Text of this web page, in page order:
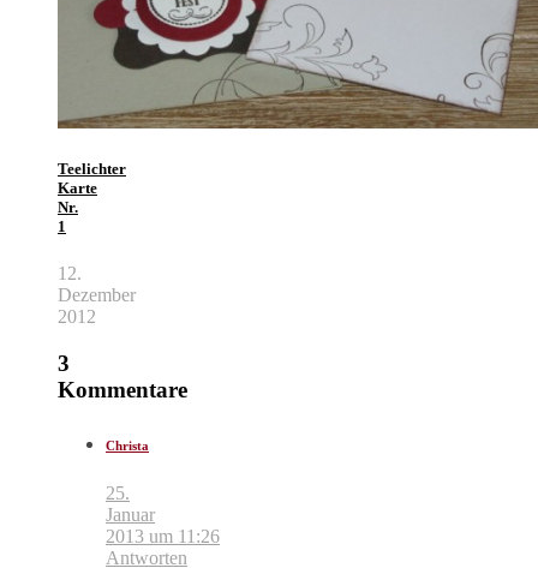
Teelichter
Karte
Nr.
1
12.
Dezember
2012
3
Kommentare
Christa
25.
Januar
2013 um 11:26
Antworten